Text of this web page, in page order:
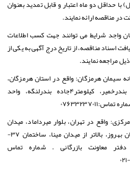
با حداقل دو ماه اعتبار و قابل تمديد بعنوان
مناقصه ارائه نمايند.
واجد شرایط می توانند جهت کسب اطلاعات
اسناد مناقصه، از تاریخ درج آگهی به یکی از
مراجعه نمایند.
سیمان هرمزگان: واقع در استان هرمزگان،
شهرستان بندرخمیر، کیلومتر۴جاده بندرلنگه، واحد
واقع در تهران، بلوار میرداماد، میدان
مادر، خیابان بهروز، بالاتر از میدان مینا، ساختمان ۳۷-
۳، دفتر معاونت بازرگانی . شماره تماس